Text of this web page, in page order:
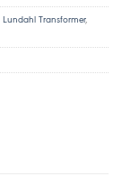
Lundahl Transformer,